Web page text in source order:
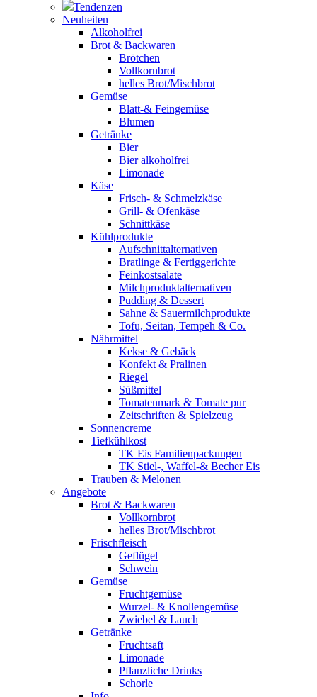
Tendenzen
Neuheiten
Alkoholfrei
Brot & Backwaren
Brötchen
Vollkornbrot
helles Brot/Mischbrot
Gemüse
Blatt-& Feingemüse
Blumen
Getränke
Bier
Bier alkoholfrei
Limonade
Käse
Frisch- & Schmelzkäse
Grill- & Ofenkäse
Schnittkäse
Kühlprodukte
Aufschnittalternativen
Bratlinge & Fertiggerichte
Feinkostsalate
Milchproduktalternativen
Pudding & Dessert
Sahne & Sauermilchprodukte
Tofu, Seitan, Tempeh & Co.
Nährmittel
Kekse & Gebäck
Konfekt & Pralinen
Riegel
Süßmittel
Tomatenmark & Tomate pur
Zeitschriften & Spielzeug
Sonnencreme
Tiefkühlkost
TK Eis Familienpackungen
TK Stiel-, Waffel-& Becher Eis
Trauben & Melonen
Angebote
Brot & Backwaren
Vollkornbrot
helles Brot/Mischbrot
Frischfleisch
Geflügel
Schwein
Gemüse
Fruchtgemüse
Wurzel- & Knollengemüse
Zwiebel & Lauch
Getränke
Fruchtsaft
Limonade
Pflanzliche Drinks
Schorle